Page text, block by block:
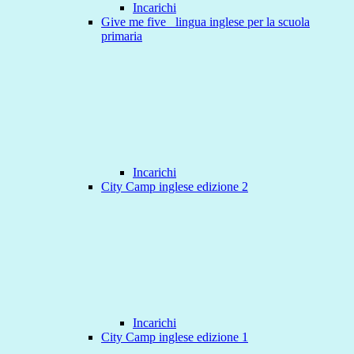
Incarichi
Give me five _lingua inglese per la scuola
primaria
Incarichi
City Camp inglese edizione 2
Incarichi
City Camp inglese edizione 1